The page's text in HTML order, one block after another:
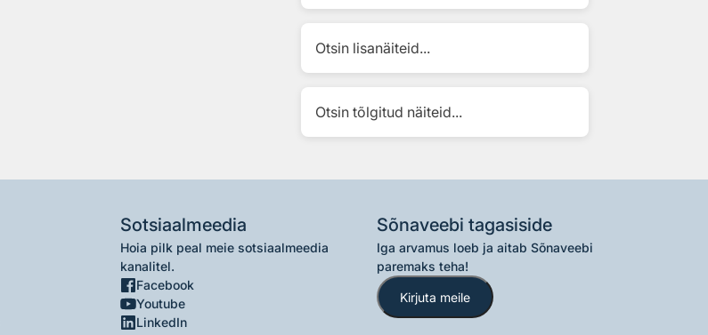
Otsin lisanäiteid...
Otsin tõlgitud näiteid...
Sotsiaalmeedia
Hoia pilk peal meie sotsiaalmeedia
kanalitel.
Facebook
Youtube
LinkedIn
Sõnaveebi tagasiside
Iga arvamus loeb ja aitab Sõnaveebi
paremaks teha!
Kirjuta meile